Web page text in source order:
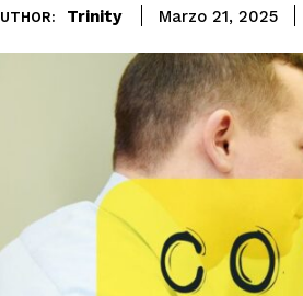
Trinity Marzo 21, 2025